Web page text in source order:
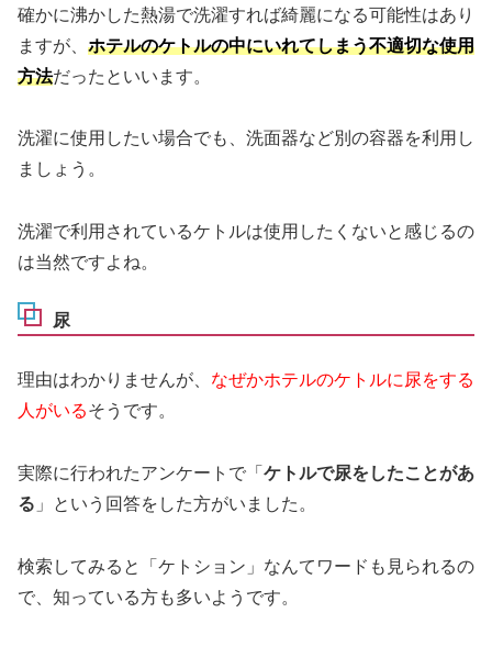
確かに沸かした熱湯で洗濯すれば綺麗になる可能性はあり
ますが、 ホテルのケトルの中にいれてしまう不適切な使用
方法だったといいます。
洗濯に使用したい場合でも、洗面器など別の容器を利用し
ましょう。
洗濯で利用されているケトルは使用したくないと感じるの
は当然ですよね。
尿
理由はわかりませんが、 なぜかホテルのケトルに尿をする
人がいるそうです。
実際に行われたアンケートで「 ケトルで尿をしたことがあ
る 」という回答をした方がいました。
検索してみると「ケトション」なんてワードも見られるの
で、知っている方も多いようです。